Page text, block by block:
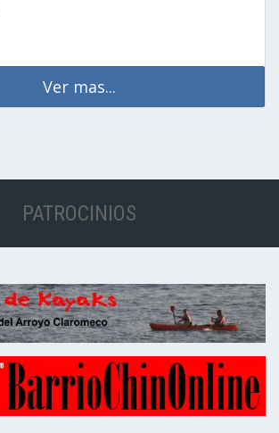
Ver mas...
PATROCINIOS